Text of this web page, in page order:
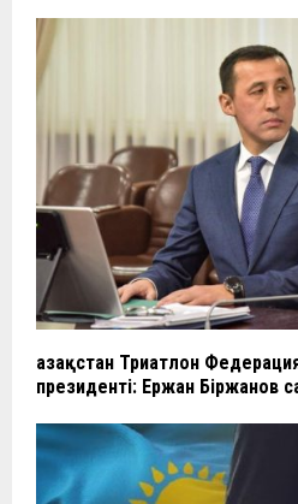
Қазақстан Триатлон
президенті: Ержан Біржанов